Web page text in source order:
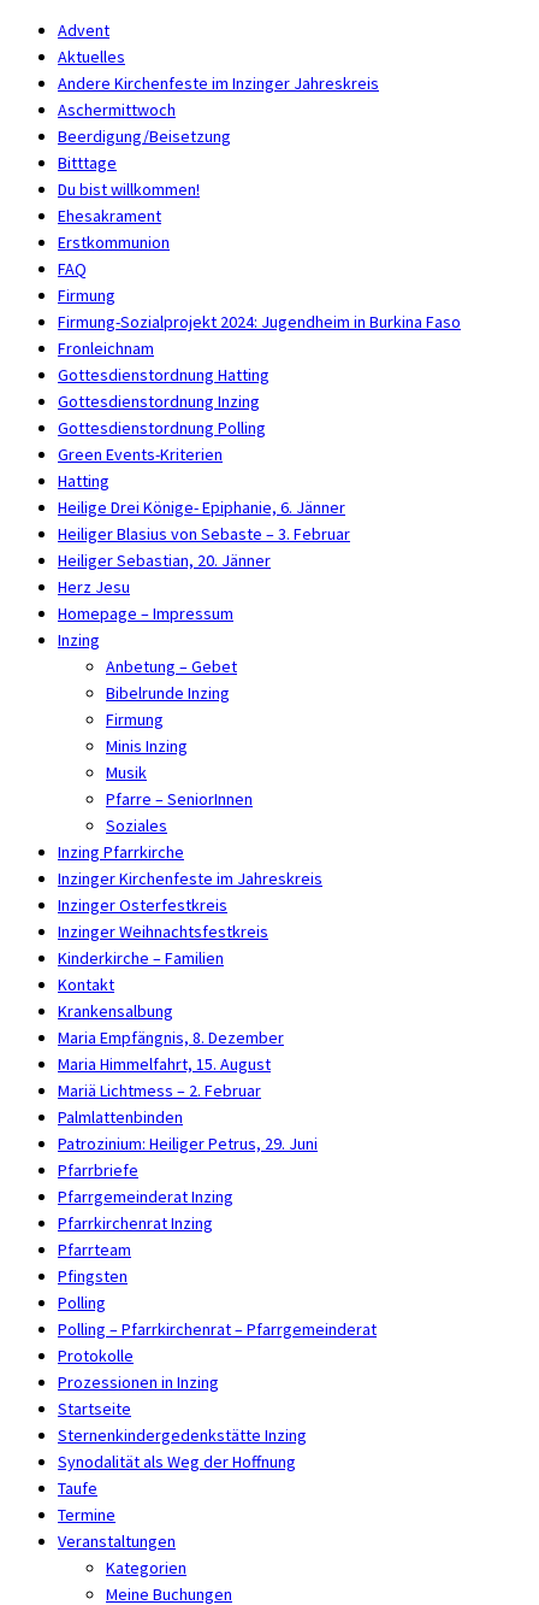
Advent
Aktuelles
Andere Kirchenfeste im Inzinger Jahreskreis
Aschermittwoch
Beerdigung/Beisetzung
Bitttage
Du bist willkommen!
Ehesakrament
Erstkommunion
FAQ
Firmung
Firmung-Sozialprojekt 2024: Jugendheim in Burkina Faso
Fronleichnam
Gottesdienstordnung Hatting
Gottesdienstordnung Inzing
Gottesdienstordnung Polling
Green Events-Kriterien
Hatting
Heilige Drei Könige- Epiphanie, 6. Jänner
Heiliger Blasius von Sebaste – 3. Februar
Heiliger Sebastian, 20. Jänner
Herz Jesu
Homepage – Impressum
Inzing
Anbetung – Gebet
Bibelrunde Inzing
Firmung
Minis Inzing
Musik
Pfarre – SeniorInnen
Soziales
Inzing Pfarrkirche
Inzinger Kirchenfeste im Jahreskreis
Inzinger Osterfestkreis
Inzinger Weihnachtsfestkreis
Kinderkirche – Familien
Kontakt
Krankensalbung
Maria Empfängnis, 8. Dezember
Maria Himmelfahrt, 15. August
Mariä Lichtmess – 2. Februar
Palmlattenbinden
Patrozinium: Heiliger Petrus, 29. Juni
Pfarrbriefe
Pfarrgemeinderat Inzing
Pfarrkirchenrat Inzing
Pfarrteam
Pfingsten
Polling
Polling – Pfarrkirchenrat – Pfarrgemeinderat
Protokolle
Prozessionen in Inzing
Startseite
Sternenkindergedenkstätte Inzing
Synodalität als Weg der Hoffnung
Taufe
Termine
Veranstaltungen
Kategorien
Meine Buchungen